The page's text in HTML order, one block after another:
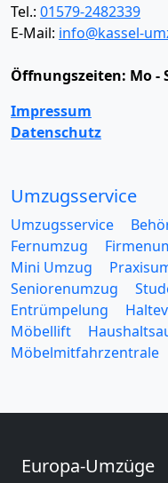
Tel.: 01579-2482339
E-Mail: info@kassel-
Öffnungszeiten: Mo -
Impressum
Datenschutz
Umzugsservice
Umzugsservice
Fernumzug
Mini Umzug
Seniorenumzug
Entrümpelung
Möbellift
Möbelmitfahrzentrale
Europa-Umzüge